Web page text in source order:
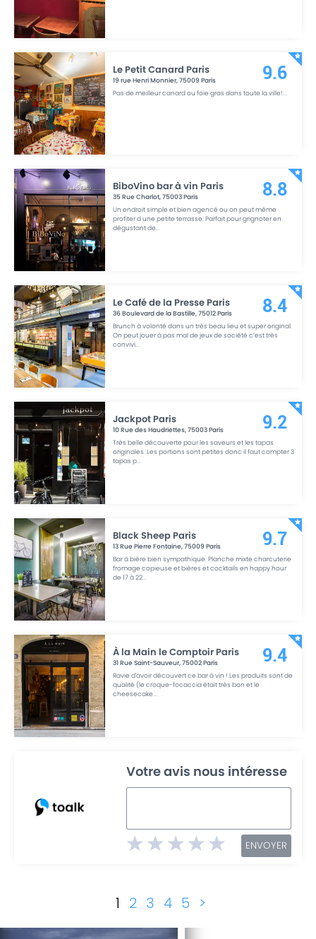
Le Petit Canard Paris
19 rue Henri Monnier,75009 Paris
Pas de meilleur canard ou foie gras dans toute la ville!...
9.6
BiboVino bar à vin Paris
35 Rue Charlot,75003Paris
Un endroit simple et bien agencé ou on peut même
profiter d une petite terrasse. Parfait pour grignoter en
dégustant de...
8.8
Le Café de la Presse Paris
36 Boulevard de la Bastille,75012Paris
Brunch à volonté dans un très beau lieu et super original.
On peut jouer à pas mal de jeux de société c’est très
convivi...
8.4
Jackpot Paris
10 Rue des Haudriettes,75003Paris
Très belle découverte pour les saveurs et les tapas
originales. Les portions sont petites donc il faut compter 3
tapas p...
9.2
Black Sheep Paris
13 Rue Pierre Fontaine,75009 Paris
Bar à bière bien sympathique. Planche mixte charcuterie
fromage copieuse et bières et cocktails en happy hour
de 17 à 22...
9.7
À la Main le Comptoir Paris
31 Rue Saint-Sauveur,75002Paris
Ravie d'avoir découvert ce bar à vin ! Les produits sont de
qualité (le croque-focaccia était très bon et le
cheesecake...
9.4
Votre avis nous intéresse
ENVOYER
1 2 3 4 5 >